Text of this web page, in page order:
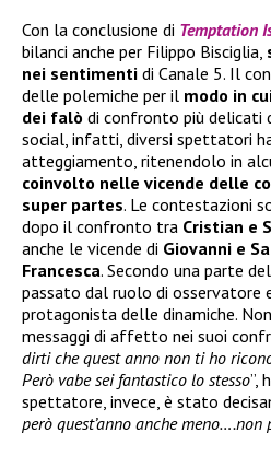
Con la conclusione di Temptation
bilanci anche per Filippo Bisciglia,
nei sentimenti di Canale 5. Il
delle polemiche per il modo in
dei falò di confronto più delicati
social, infatti, diversi spettatori
atteggiamento, ritenendolo in
coinvolto nelle vicende delle
super partes. Le contestazioni
dopo il confronto tra Cristian e
anche le vicende di Giovanni e
Francesca. Secondo una parte
passato dal ruolo di osservatore
protagonista delle dinamiche.
messaggi di affetto nei suoi
dirti che quest anno non ti ho
Però vabe sei fantastico lo stesso”,
spettatore, invece, è stato
però quest’anno anche